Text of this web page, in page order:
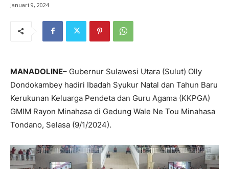
Januari 9, 2024
MANADOLINE– Gubernur Sulawesi Utara (Sulut) Olly
Dondokambey hadiri Ibadah Syukur Natal dan Tahun Baru
Kerukunan Keluarga Pendeta dan Guru Agama (KKPGA)
GMIM Rayon Minahasa di Gedung Wale Ne Tou Minahasa
Tondano, Selasa (9/1/2024).